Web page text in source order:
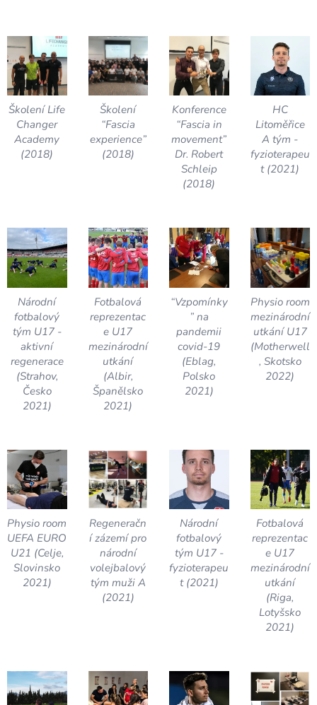
Školení Life
Changer
Academy
(2018)
Školení
“Fascia
experience”
(2018)
Konference
“Fascia in
movement”
Dr. Robert
Schleip
(2018)
HC
Litoměřice
A tým -
fyzioterapeu
t (2021)
Národní
fotbalový
tým U17 -
aktivní
regenerace
(Strahov,
Česko
2021)
Fotbalová
reprezentac
e U17
mezinárodní
utkání
(Albir,
Španělsko
2021)
“Vzpomínky
” na
pandemii
covid-19
(Eblag,
Polsko
2021)
Physio room
mezinárodní
utkání U17
(Motherwell
, Skotsko
2022)
Physio room
UEFA EURO
U21 (Celje,
Slovinsko
2021)
Regeneračn
í zázemí pro
národní
volejbalový
tým muži A
(2021)
Národní
fotbalový
tým U17 -
fyzioterapeu
t (2021)
Fotbalová
reprezentac
e U17
mezinárodní
utkání
(Riga,
Lotyšsko
2021)